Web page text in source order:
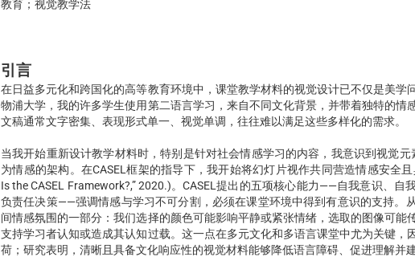
教育；视觉教学法
引言
在日益多元化和跨国化的高等教育环境中，课堂教学材料的视觉设计已不仅是美学
物浦大学，我的许多学生使用第二语言学习，来自不同文化背景，并带着独特的情
文稿通常文字密集、表现形式单一、视觉单调，往往难以满足这些多样化的需求。
当我开始重新设计教学材料时，特别是针对社会情感学习的内容，我意识到视觉
为情感的架构。在CASEL框架的指导下，我开始将幻灯片视作共同营造情感安全
Is the CASEL Framework?,” 2020.)。CASEL提出的五项核心能力——自我意识、自
负责任决策——强调情感与学习不可分割，必须在课堂环境中得到有意识的支持。
间情感氛围的一部分：我们选择的颜色可能影响平静或紧张情绪，选取的图像可能
支持学习者认知或造成其认知过载。这一点在多元文化和多语言课堂中尤为关键，
荷；研究表明，清晰且具备文化响应性的视觉材料能够降低语言障碍、促进理解并